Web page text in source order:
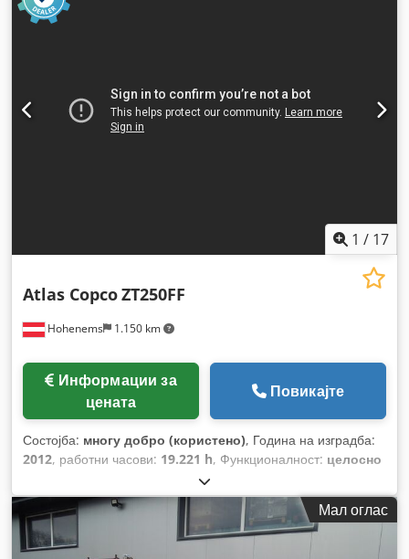
1 / 17
Hohenems 1.150 km
Atlas CopcoZT250FF
цената
Повикајте
Состојба: многу добро (користено), Година на изградба:
2012, работни часови: 19.221 h, Функционалност: целосно
Мал оглас